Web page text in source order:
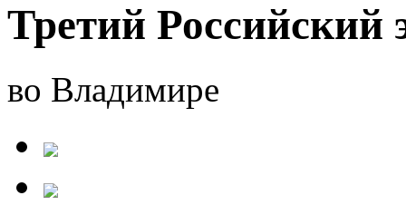
Третий Российский
во Владимире